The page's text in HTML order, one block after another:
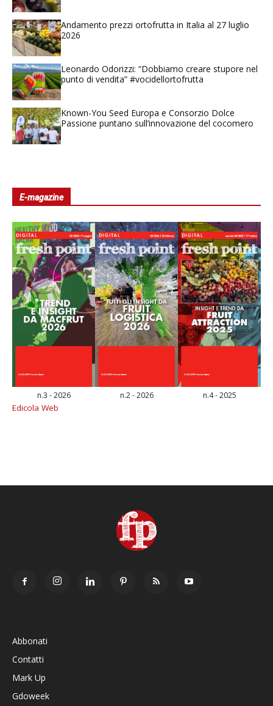
Andamento prezzi ortofrutta in Italia al 27 luglio
2026
Leonardo Odorizzi: “Dobbiamo creare stupore nel
punto di vendita” #vocidellortofrutta
Known-You Seed Europa e Consorzio Dolce
Passione puntano sull’innovazione del cocomero
E-magazine
n.3 - 2026 n.2 - 2026 n.4 - 2025
Edicola Web
Abbonati
Contatti
Mark Up
Gdoweek